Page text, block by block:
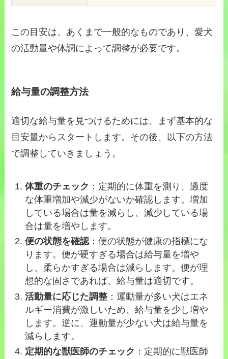
この目安は、あくまで一般的なものであり、愛犬
の活動量や体調によって調整が必要です。
給与量の調整方法
適切な給与量を見つけるためには、まず基本的な
目安量からスタートします。その後、以下の方法
で調整していきましょう。
体重のチェック ：定期的に体重を測り、過度
な体重増加や減少がないか確認します。増加
している場合は量を減らし、減少している場
合は量を増やします。
便の状態を確認：便の状態が健康の指標にな
ります。便が硬すぎる場合は給与量を増や
し、柔らかすぎる場合は減らします。便が理
想的な固さであれば、給与量は適切です。
活動量に応じた調整 ：運動量が多い犬はエネ
ルギー消費が激しいため、給与量を少し増や
します。逆に、運動量が少ない犬は給与量を
減らします。
定期的な獣医師のチェック ：定期的に獣医師